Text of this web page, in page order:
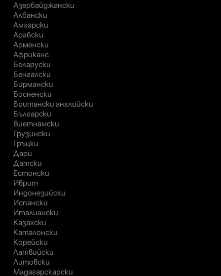
Азербайджански
Албански
Амхарски
Арабски
Арменски
Африканс
Беларуски
Бенгалски
Бирмански
Босненски
Британски английски
Български
Виетнамски
Грузински
Гръцки
Дари
Датски
Естонски
Иврит
Индонезийски
Испански
Италиански
Казахски
Каталонски
Корейски
Латвийски
Литовски
Мадагарскарски